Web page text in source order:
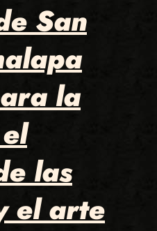
San
la
las
el arte